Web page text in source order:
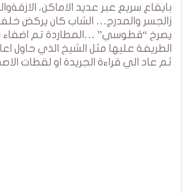
بايقاع سريع عبر عديد الاماكن،
زالجسر والمدرج… الشاب كان يركض
يصرخ “قطوسي” …المطاردة تم
الطريفة عليها مثل الشيخ الذي حاول
ثم عاد الي قراءة الجريدة او لقطات